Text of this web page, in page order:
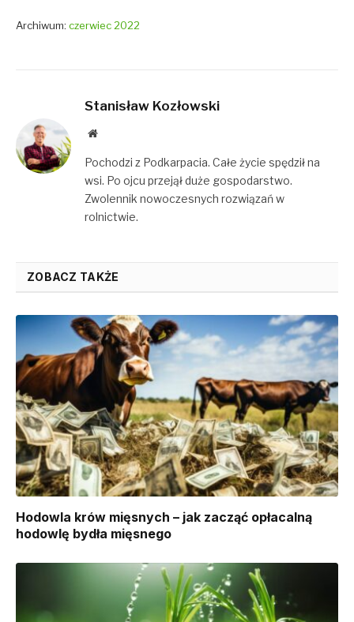
Archiwum: czerwiec 2022
Stanisław Kozłowski
Website
Pochodzi z Podkarpacia. Całe życie spędził na
wsi. Po ojcu przejął duże gospodarstwo.
Zwolennik nowoczesnych rozwiązań w
rolnictwie.
ZOBACZ TAKŻE
Hodowla krów mięsnych – jak zacząć opłacalną
hodowlę bydła mięsnego